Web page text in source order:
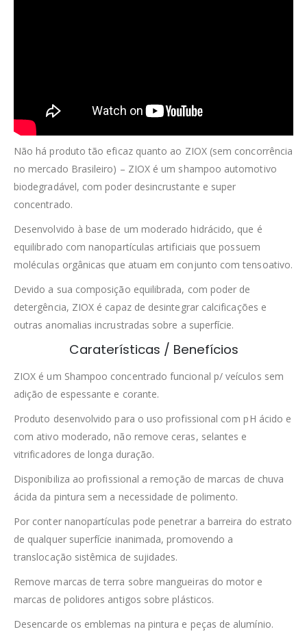
Não há produto tão eficaz quanto ao ZIOX (sem concorrência
no mercado Brasileiro) – ZIOX é um shampoo automotivo
biodegradável, com poder desincrustante e super
concentrado.
Desenvolvido à base de um moderado hidrácido, que é
equilibrado com nanopartículas artificiais que possuem
moléculas orgânicas que atuam em conjunto com tensoativo.
Devido a sua composição equilibrada, com poder de
detergência, ZIOX é capaz de desintegrar calcificações e
outras anomalias incrustradas sobre a superfície.
Caraterísticas / Benefícios
ZIOX é um Shampoo concentrado funcional p/ veículos sem
adição de espessante e corante.
Produto desenvolvido para o uso profissional com pH ácido e
com ativo moderado, não remove ceras, selantes e
vitrificadores de longa duração.
Disponibiliza ao profissional a remoção de marcas de chuva
cida da pintura sem a necessidade de polimento.
Por conter nanopartículas pode penetrar a barreira do estrato
de qualquer superfície inanimada, promovendo a
translocação sistêmica de sujidades.
Remove marcas de terra sobre mangueiras do motor e
marcas de polidores antigos sobre plásticos.
Desencarde os emblemas na pintura e peças de alumínio.